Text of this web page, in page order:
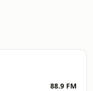
88.9 FM